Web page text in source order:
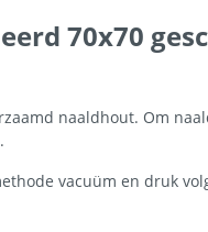
70x70
naaldhout. Om
vacuüm en druk